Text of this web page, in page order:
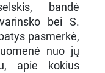
bandė
bei S.
pasmerkė,
nuo jų
apie kokius